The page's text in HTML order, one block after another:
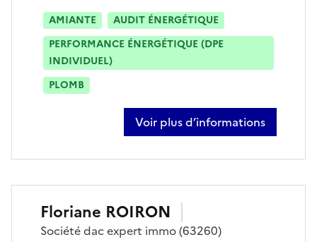
AMIANTE
AUDIT ÉNERGÉTIQUE
PERFORMANCE ÉNERGÉTIQUE (DPE
INDIVIDUEL)
PLOMB
Voir plus d’informations
sur fernando ribeiro
Floriane ROIRON
Sociétédac expert immo(63260)